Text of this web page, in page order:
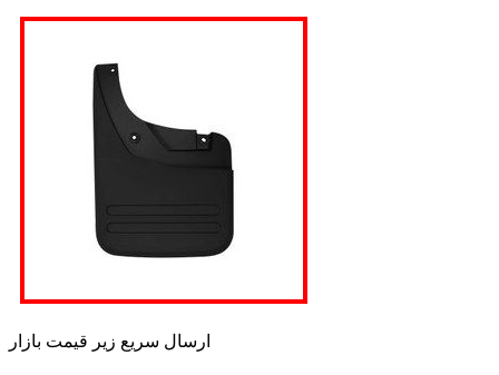
ارسال سریع زیر قیمت بازار